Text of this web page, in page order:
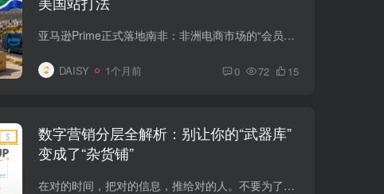
亚马逊Prime正式落地南非：非洲电商市场的“会员制拐点”来了？ 如果说2024年Amazon.co.za上线，只是亚马逊在南非市场“开店试水”，那么2026年Prime服务正式推出，才更像是亚马逊在当地打出的...
DAISY 1个月前 0 72 15
数字营销分层全解析：别让你的“武器库”
变成了“杂货铺”
在对的时间，把对的信息，推给对的人。不要为了流量而流量。当你开始思考如何给用户提供价值，而不是如何从他们兜里掏钱时，你的营销才真正开始了。流量只是数字，只有“连接”产生的信任，才是...